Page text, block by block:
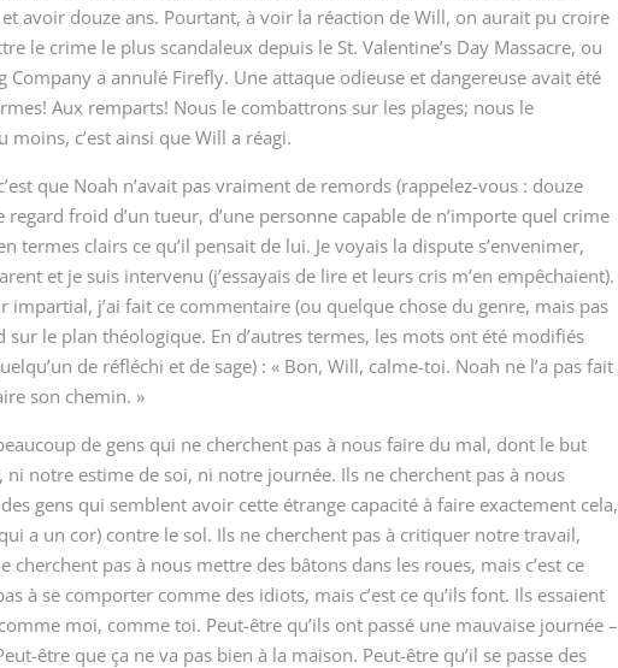
avoir douze ans. Pourtant, à voir la réaction de Will, on aurait pu croire
le crime le plus scandaleux depuis le St. Valentine’s Day Massacre, ou
Company a annulé Firefly. Une attaque odieuse et dangereuse avait été
Aux remparts! Nous le combattrons sur les plages; nous le
c’est ainsi que Will a réagi.
que Noah n’avait pas vraiment de remords (rappelez-vous : douze
froid d’un tueur, d’une personne capable de n’importe quel crime
termes clairs ce qu’il pensait de lui. Je voyais la dispute s’envenimer,
et je suis intervenu (j’essayais de lire et leurs cris m’en empêchaient).
impartial, j’ai fait ce commentaire (ou quelque chose du genre, mais pas
sur le plan théologique. En d’autres termes, les mots ont été modifiés
de réfléchi et de sage) : « Bon, Will, calme-toi. Noah ne l’a pas fait
son chemin. »
de gens qui ne cherchent pas à nous faire du mal, dont le but
ni notre estime de soi, ni notre journée. Ils ne cherchent pas à nous
gens qui semblent avoir cette étrange capacité à faire exactement cela,
a un cor) contre le sol. Ils ne cherchent pas à critiquer notre travail,
cherchent pas à nous mettre des bâtons dans les roues, mais c’est ce
à se comporter comme des idiots, mais c’est ce qu’ils font. Ils essaient
moi, comme toi. Peut-être qu’ils ont passé une mauvaise journée –
être que ça ne va pas bien à la maison. Peut-être qu’il se passe des